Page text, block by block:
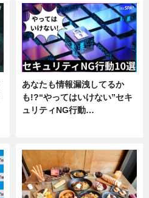
あなたも情報漏洩してるか
も!?“やってはいけない”セキ
ュリティNG行動…